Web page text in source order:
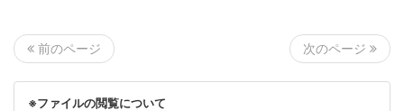
前のページ 次のページ
※ファイルの閲覧について